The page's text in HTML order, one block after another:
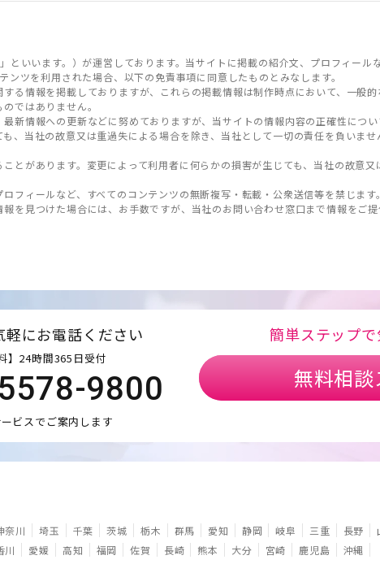
といいます。）が運営しております。当サイトに掲載の紹介文、プロフィール
ツを利用された場合、以下の免責事項に同意したものとみなします。
る情報を掲載しておりますが、これらの掲載情報は制作時点において、一般
ではありません。
新情報への更新などに努めておりますが、当サイトの情報内容の正確性につ
、当社の故意又は重過失による場合を除き、当社として一切の責任を負いま
とがあります。変更によって利用者に何らかの損害が生じても、当社の故意
フィールなど、すべてのコンテンツの無断複写・転載・公衆送信等を禁じます
を見つけた場合には、お手数ですが、当社のお問い合わせ窓口まで情報をご
軽にお電話ください
】24時間365日受付
9800
ビスでご案内します
簡単ステップ
無料相
奈川 埼玉 千葉 茨城 栃木 群馬 愛知 静岡 岐阜 三重 長野
川 愛媛 高知 福岡 佐賀 長崎 熊本 大分 宮崎 鹿児島 沖縄